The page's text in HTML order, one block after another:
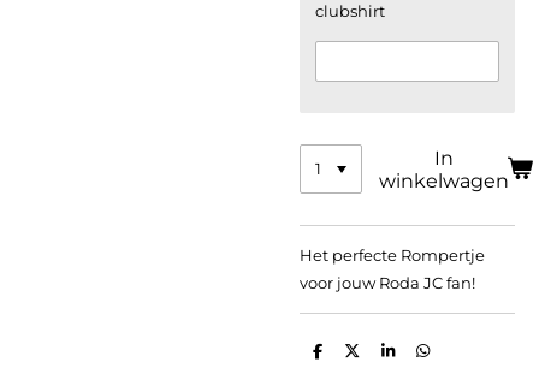
clubshirt
In
winkelwagen
Het perfecte Rompertje
voor jouw Roda JC fan!
D
D
S
D